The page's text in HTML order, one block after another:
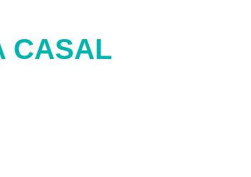
CASAL